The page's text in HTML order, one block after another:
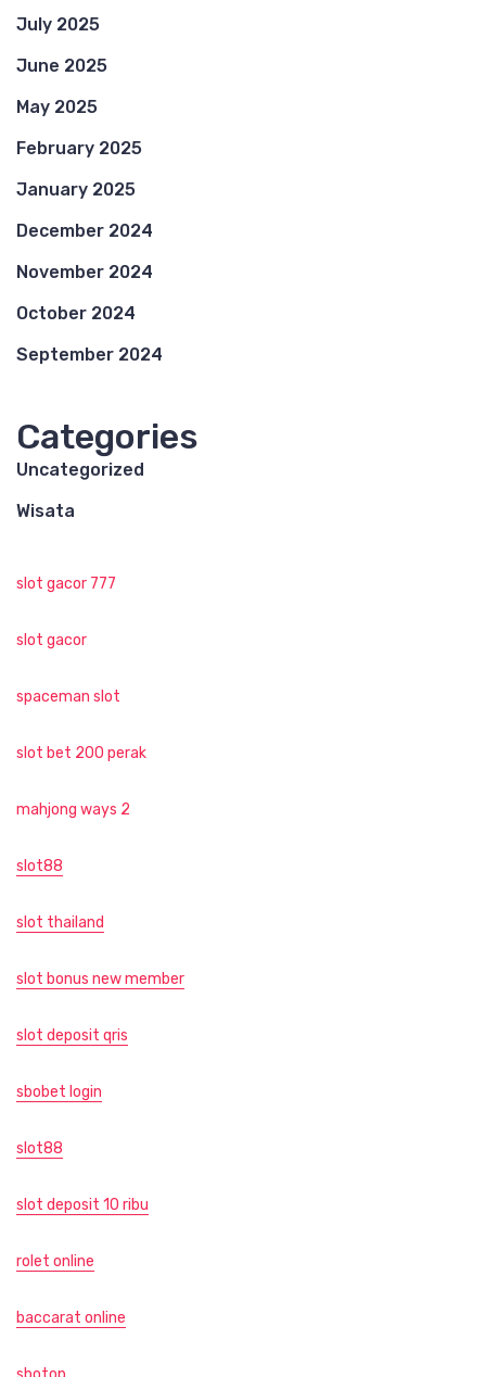
July 2025
June 2025
May 2025
February 2025
January 2025
December 2024
November 2024
October 2024
September 2024
Categories
Uncategorized
Wisata
slot gacor 777
slot gacor
spaceman slot
slot bet 200 perak
mahjong ways 2
slot88
slot thailand
slot bonus new member
slot deposit qris
sbobet login
slot88
slot deposit 10 ribu
rolet online
baccarat online